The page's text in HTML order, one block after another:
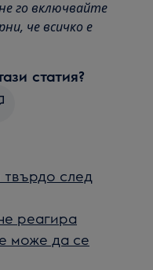
го включвайте
че всичко е
статия?
твърдо след
реагира
може да се